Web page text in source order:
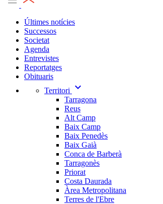
Últimes notícies
Successos
Societat
Agenda
Entrevistes
Reportatges
Obituaris
Territori
expand_more
Tarragona
Reus
Alt Camp
Baix Camp
Baix Penedès
Baix Gaià
Conca de Barberà
Tarragonès
Priorat
Costa Daurada
Àrea Metropolitana
Terres de l'Ebre